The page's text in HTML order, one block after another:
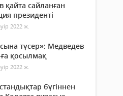
қайта сайланған
президенті
2022 ж.
түсер»: Медведев
қосылмақ
2022 ж.
бүгіннен